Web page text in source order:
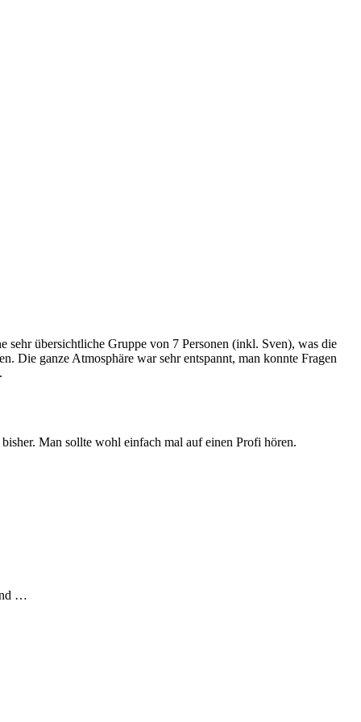
sehr übersichtliche Gruppe von 7 Personen (inkl. Sven), was die
Die ganze Atmosphäre war sehr entspannt, man konnte Fragen
Man sollte wohl einfach mal auf einen Profi hören.
…